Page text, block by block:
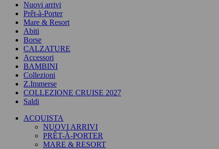
Nuovi arrivi
Prêt-à-Porter
Mare & Resort
Abiti
Borse
CALZATURE
Accessori
BAMBINI
Collezioni
Z.Immerse
COLLEZIONE CRUISE 2027
Saldi
ACQUISTA
NUOVI ARRIVI
PRÊT-À-PORTER
MARE & RESORT